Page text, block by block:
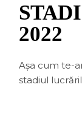
2022
Așa cum te-
stadiul